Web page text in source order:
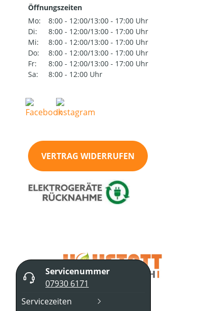
Öffnungszeiten
Mo:
8:00 - 12:00/13:00 - 17:00 Uhr
Di:
8:00 - 12:00/13:00 - 17:00 Uhr
Mi:
8:00 - 12:00/13:00 - 17:00 Uhr
Do:
8:00 - 12:00/13:00 - 17:00 Uhr
Fr:
8:00 - 12:00/13:00 - 17:00 Uhr
Sa:
8:00 - 12:00 Uhr
VERTRAG WIDERRUFEN
Servicenummer
07930 6171
Servicezeiten